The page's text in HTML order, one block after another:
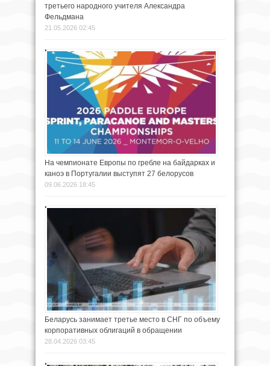
третьего народного учителя Александра
Фельдмана
21.05.2026 02:45
На чемпионате Европы по гребле на байдарках и
каноэ в Португалии выступят 27 белорусов
09.06.2026 18:45
Беларусь занимает третье место в СНГ по объему
корпоративных облигаций в обращении
28.04.2026 03:45